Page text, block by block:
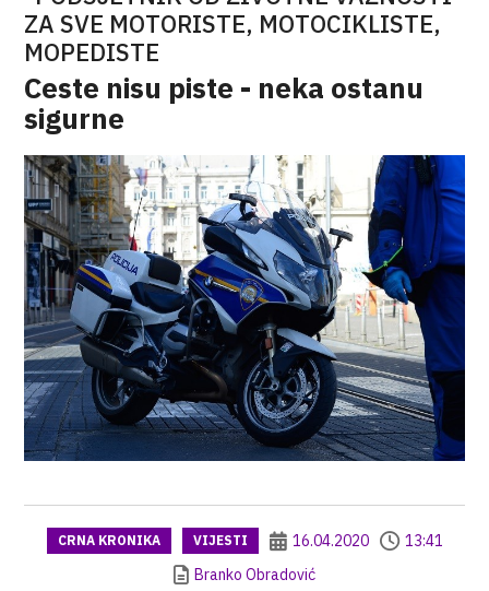
ZA SVE MOTORISTE, MOTOCIKLISTE,
MOPEDISTE
Ceste nisu piste - neka ostanu
sigurne
CRNA KRONIKA VIJESTI 16.04.2020
13:41
Branko Obradović